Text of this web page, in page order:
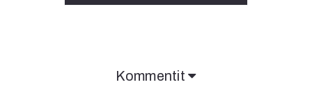
Kommentit